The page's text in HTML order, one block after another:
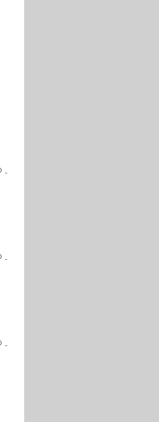
…
…
…